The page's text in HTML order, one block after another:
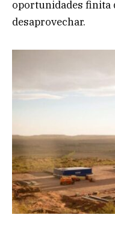
oportunidades finita
desaprovechar.